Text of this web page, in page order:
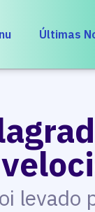
Últimas
levado